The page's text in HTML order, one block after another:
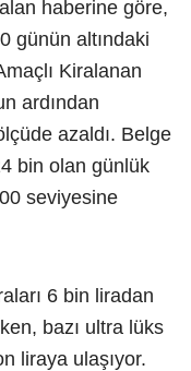
haberine göre,
günün altındaki
Kiralanan
ardından
azaldı. Belge
bin olan günlük
seviyesine
6 bin liradan
bazı ultra lüks
liraya ulaşıyor.